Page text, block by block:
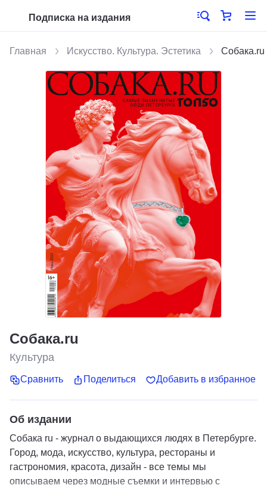
Подписка на издания
Главная Искусство. Культура. Эстетика Собака.ru
Собака.ru
Культура
Сравнить Поделиться Добавить в избранное
Об издании
Собака ru - журнал о выдающихся людях в Петербурге.
Город, мода, искусство, культура, рестораны и
гастрономия, красота, дизайн - все темы мы
описываем через модные съемки и интервью с